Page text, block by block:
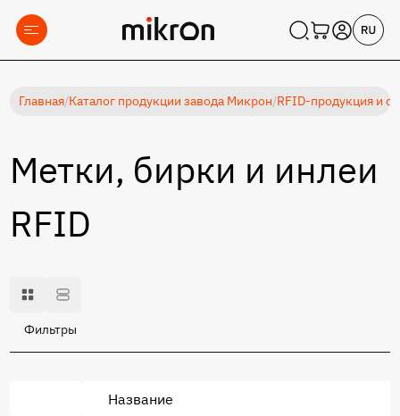
Главная/Каталог продукции завода Микрон/RFID-продукция и
Метки, бирки и инлеи
RFID
Фильтры
Название